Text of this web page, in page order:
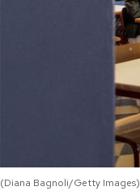
(Diana Bagnoli/Getty Images)